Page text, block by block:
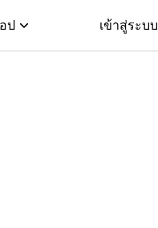
ป เข้าสู่ระบบ